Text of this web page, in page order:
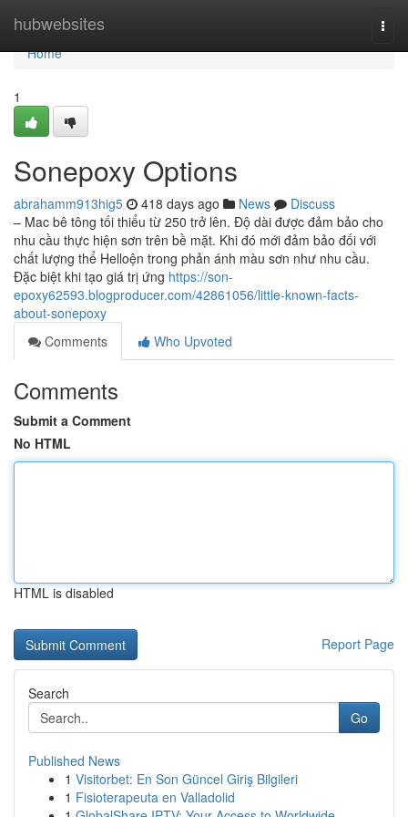
hubwebsites
Home
Home
1
Sonepoxy Options
abrahamm913hig5 418 days ago News
Discuss
– Mac bê tông tối thiểu từ 250 trở lên. Độ dài được đảm bảo cho
nhu cầu thực hiện sơn trên bề mặt. Khi đó mới đảm bảo đối với
chất lượng thể Helloện trong phản ánh màu sơn như nhu cầu.
Đặc biệt khi tạo giá trị ứng https://son-
epoxy62593.blogproducer.com/42861056/little-known-facts-
about-sonepoxy
Comments
Who Upvoted
Comments
Submit a Comment
No HTML
HTML is disabled
Report Page
Search
Go
Published News
1 Visitorbet: En Son Güncel Giriş Bilgileri
1 Fisioterapeuta en Valladolid